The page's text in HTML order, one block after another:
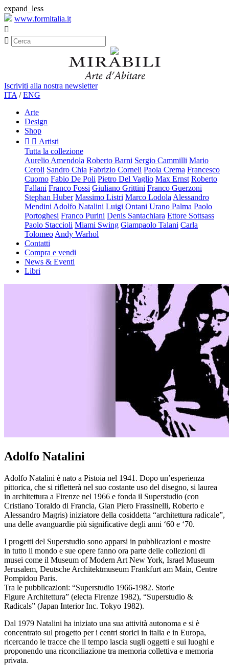
expand_less
www.formitalia.it


Iscriviti alla nostra newsletter
ITA /ENG
Arte
Design
Shop
  Artisti
Tutta la collezione
Aurelio Amendola Roberto Barni Sergio Cammilli Mario
Ceroli Sandro Chia Fabrizio Corneli Paola Crema Francesco
Cuomo Fabio De Poli Pietro Del Vaglio Max Ernst Roberto
Fallani Franco Fossi Giuliano Grittini Franco Guerzoni
Stephan Huber Massimo Listri Marco Lodola Alessandro
Mendini Adolfo Natalini Luigi Ontani Urano Palma Paolo
Portoghesi Franco Purini Denis Santachiara Ettore Sottsass
Paolo Staccioli Miami Swing Giampaolo Talani Carla
Tolomeo Andy Warhol
Contatti
Compra e vendi
News & Eventi
Libri
Adolfo Natalini
Adolfo Natalini è nato a Pistoia nel 1941. Dopo un’esperienza
pittorica, che si rifletterà nel suo costante uso del disegno, si laurea
in architettura a Firenze nel 1966 e fonda il Superstudio (con
Cristiano Toraldo di Francia, Gian Piero Frassinelli, Roberto e
Alessandro Magris) iniziatore della cosiddetta “architettura radicale”,
una delle avanguardie più significative degli anni ‘60 e ‘70.
I progetti del Superstudio sono apparsi in pubblicazioni e mostre
in tutto il mondo e sue opere fanno ora parte delle collezioni di
musei come il Museum of Modern Art New York, Israel Museum
Jerusalem, Deutsche Architektmuseum Frankfurt am Main, Centre
Pompidou Paris.
Tra le pubblicazioni: “Superstudio 1966-1982. Storie
Figure Architettura” (electa Firenze 1982), “Superstudio &
Radicals” (Japan Interior Inc. Tokyo 1982).
Dal 1979 Natalini ha iniziato una sua attività autonoma e si è
concentrato sul progetto per i centri storici in italia e in Europa,
ricercando le tracce che il tempo lascia sugli oggetti e sui luoghi e
proponendo una riconciliazione tra memoria collettiva e memoria
privata.